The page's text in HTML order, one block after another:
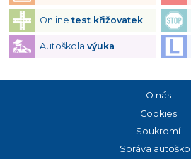
Onlinetest křižovatek
Autoškola výuka
O nás
Cookies
Soukromí
Správa